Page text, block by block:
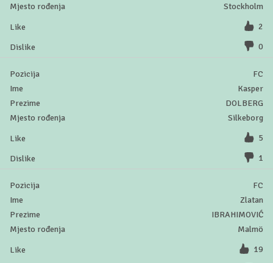
Stockholm
2
0
FC
Kasper
DOLBERG
Silkeborg
5
1
FC
Zlatan
IBRAHIMOVIĆ
Malmö
19